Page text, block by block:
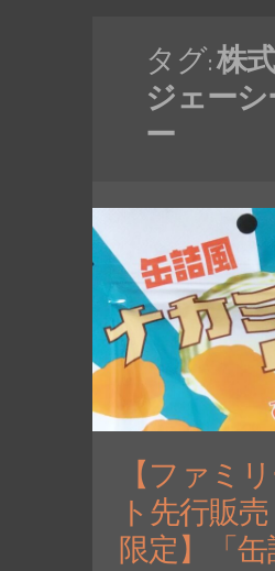
タグ:株
ジェーシ
ー
【ファミ
ト先行販
限定】「缶